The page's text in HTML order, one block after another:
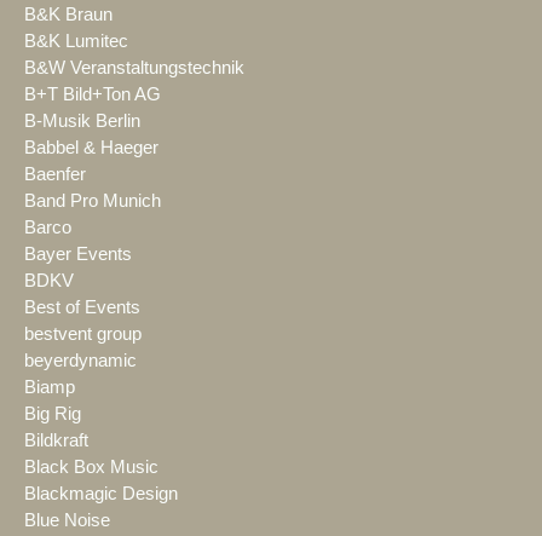
B&K Braun
B&K Lumitec
B&W Veranstaltungstechnik
B+T Bild+Ton AG
B-Musik Berlin
Babbel & Haeger
Baenfer
Band Pro Munich
Barco
Bayer Events
BDKV
Best of Events
bestvent group
beyerdynamic
Biamp
Big Rig
Bildkraft
Black Box Music
Blackmagic Design
Blue Noise